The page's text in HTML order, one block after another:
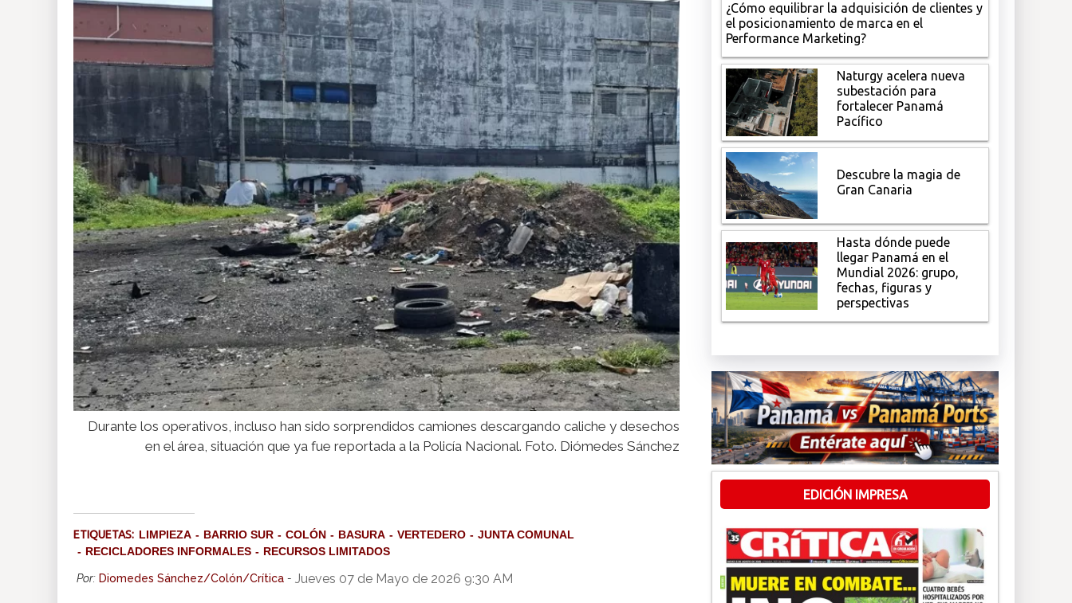
Durante los operativos, incluso han sido sorprendidos camiones descargando caliche y desechos
en el área, situación que ya fue reportada a la Policía Nacional. Foto. Diómedes Sánchez
ETIQUETAS: LIMPIEZA BARRIO SUR COLÓN BASURA VERTEDERO
JUNTA COMUNAL
RECICLADORES INFORMALES
RECURSOS LIMITADOS
Por: Diomedes Sánchez/Colón/Crítica - Jueves 07 de Mayo de 2026 9:30 AM
¿Cómo equilibrar la adquisición de clientes y
el posicionamiento de marca en el
Performance Marketing?
Naturgy acelera nueva
subestación para
fortalecer Panamá
Pacífico
Descubre la magia de
Gran Canaria
Hasta dónde puede
llegar Panamá en el
Mundial 2026: grupo,
fechas, figuras y
perspectivas
EDICIÓN IMPRESA